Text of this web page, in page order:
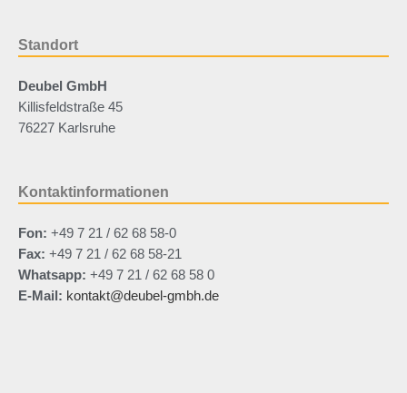
Standort
Deubel GmbH
Killisfeldstraße 45
76227 Karlsruhe
Kontaktinformationen
Fon: +49 7 21 / 62 68 58-0
Fax: +49 7 21 / 62 68 58-21
Whatsapp: +49 7 21 / 62 68 58 0
E-Mail: kontakt@deubel-gmbh.de